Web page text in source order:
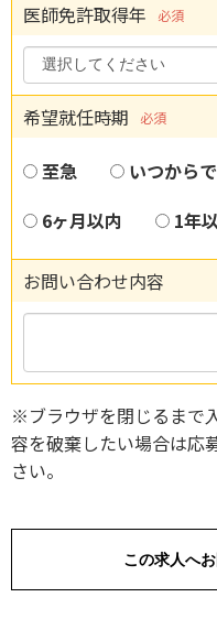
医師免許取得年 必須
希望就任時期 必須
至急 いつから
6ヶ月以内
1年
お問い合わせ内容
※ブラウザを閉じるまで
容を破棄したい場合は応
さい。
この求人へ